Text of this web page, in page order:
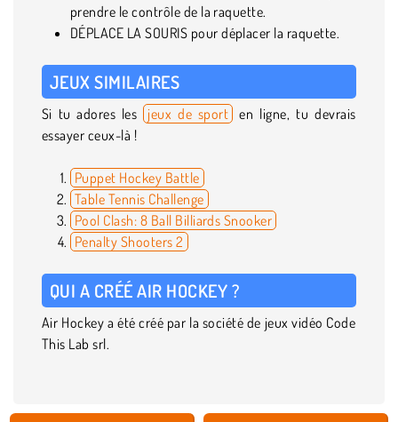
prendre le contrôle de la raquette.
DÉPLACE LA SOURIS pour déplacer la raquette.
JEUX SIMILAIRES
Si tu adores les jeux de sport en ligne, tu devrais
essayer ceux-là !
Puppet Hockey Battle
Table Tennis Challenge
Pool Clash: 8 Ball Billiards Snooker
Penalty Shooters 2
QUI A CRÉÉ AIR HOCKEY ?
Air Hockey a été créé par la société de jeux vidéo Code
This Lab srl.